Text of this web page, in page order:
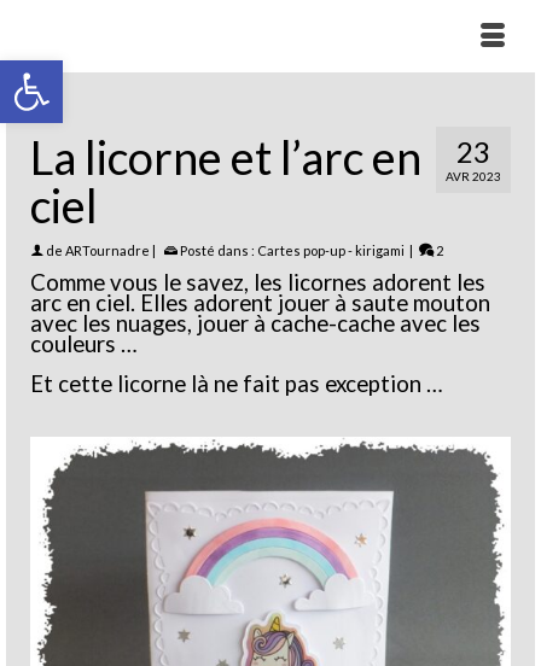
Ouvrir la barre d’outils
23
AVR 2023
La licorne et l’arc en
ciel
de ARTournadre | Posté dans : Cartes pop-up - kirigami | 2
Comme vous le savez, les licornes adorent les
arc en ciel. Elles adorent jouer à saute mouton
avec les nuages, jouer à cache-cache avec les
couleurs …
Et cette licorne là ne fait pas exception …